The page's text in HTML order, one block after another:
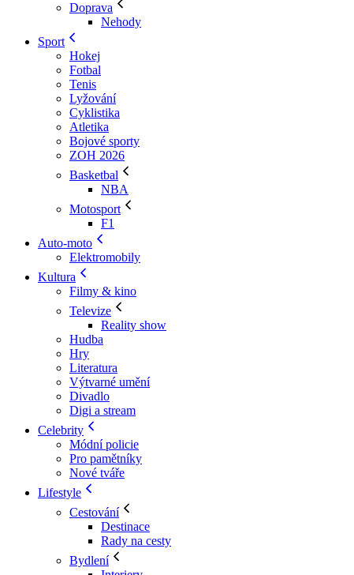
Doprava
Nehody
Sport
Hokej
Fotbal
Tenis
Lyžování
Cyklistika
Atletika
Bojové sporty
ZOH 2026
Basketbal
NBA
Motosport
F1
Auto-moto
Elektromobily
Kultura
Filmy & kino
Televize
Reality show
Hudba
Hry
Literatura
Výtvarné umění
Divadlo
Digi a stream
Celebrity
Módní policie
Pro pamětníky
Nové tváře
Lifestyle
Cestování
Destinace
Rady na cesty
Bydlení